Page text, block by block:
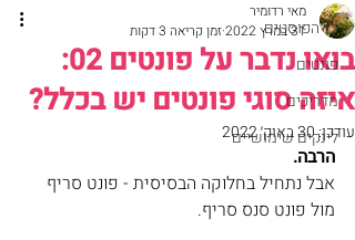
כל הפוסטים
פונטים
מדריכים
לינקים שימושיים
בואו נדבר על פונטים 02:
איזה סוגי פונטים יש בכלל?
מאי רדומיר
31 במרץ 2022
זמן קריאה 3 דקות
עודכן:30 באוק׳ 2022
הרבה.
אבל נתחיל בחלוקה הבסיסית - פונט סריף
מול פונט סנס סריף.